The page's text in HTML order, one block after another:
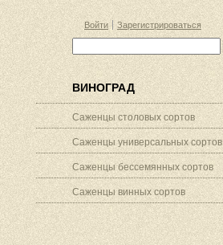
Войти Зарегистрироваться
ВИНОГРАД
Саженцы столовых сортов
Саженцы универсальных сортов
Саженцы бессемянных сортов
Саженцы винных сортов